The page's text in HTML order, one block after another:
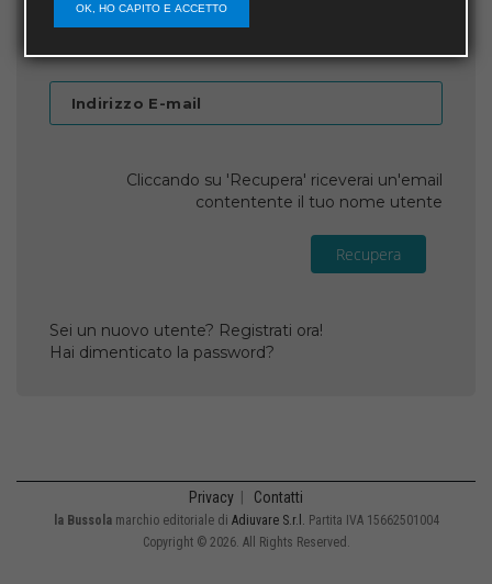
Inserisci l'indirizzo email che hai fornito in fase di
Indirizzo E-mail
Cliccando su 'Recupera' riceverai un'email
contentente il tuo nome utente
Recupera
Sei un nuovo utente? Registrati ora!
Hai dimenticato la password?
Privacy Contatti
la Bussolamarchio editoriale di Adiuvare S.r.l. Partita IVA 15662501004
Copyright © 2026. All Rights Reserved.
OK, HO CAPITO E ACCETTO